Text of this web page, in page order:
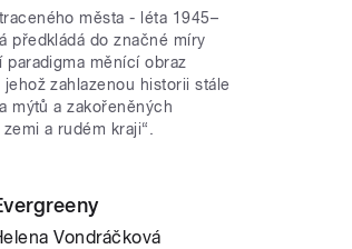
města - léta 1945–
předkládá do značné míry
paradigma měnící obraz
zahlazenou historii stále
mýtů a zakořeněných
a rudém kraji“.
Vondráčková